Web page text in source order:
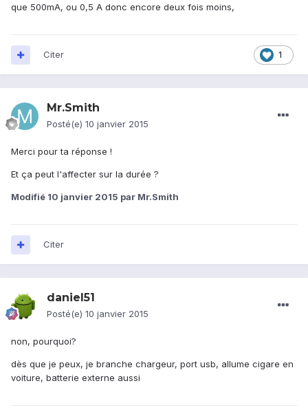
que 500mA, ou 0,5 A donc encore deux fois moins,
1
Citer
Mr.Smith
Posté(e) 10 janvier 2015
Merci pour ta réponse !
Et ça peut l'affecter sur la durée ?
Modifié 10 janvier 2015 par Mr.Smith
Citer
daniel51
Posté(e) 10 janvier 2015
non, pourquoi?
dès que je peux, je branche chargeur, port usb, allume cigare en
voiture, batterie externe aussi